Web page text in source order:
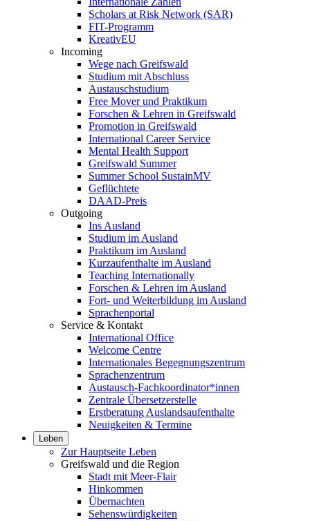
Scholars at Risk Network (SAR)
FIT-Programm
KreativEU
Incoming
Wege nach Greifswald
Studium mit Abschluss
Austauschstudium
Free Mover und Praktikum
Forschen & Lehren in Greifswald
Promotion in Greifswald
International Career Service
Mental Health Support
Greifswald Summer
Summer School SustainMV
Geflüchtete
DAAD-Preis
Outgoing
Ins Ausland
Studium im Ausland
Praktikum im Ausland
Kurzaufenthalte im Ausland
Teaching Internationally
Forschen & Lehren im Ausland
Fort- und Weiterbildung im Ausland
Sprachenportal
Service & Kontakt
International Office
Welcome Centre
Internationales Begegnungszentrum
Sprachenzentrum
Austausch-Fachkoordinator*innen
Zentrale Übersetzerstelle
Erstberatung Auslandsaufenthalte
Neuigkeiten & Termine
Leben
Zur Hauptseite Leben
Greifswald und die Region
Stadt mit Meer-Flair
Hinkommen
Übernachten
Sehenswürdigkeiten